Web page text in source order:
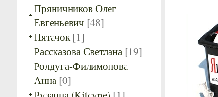
Пряничников Олег
Евгеньевич [48]
Пятачок [1]
Рассказова Светлана [19]
Ролдуга-Филимонова
Анна [0]